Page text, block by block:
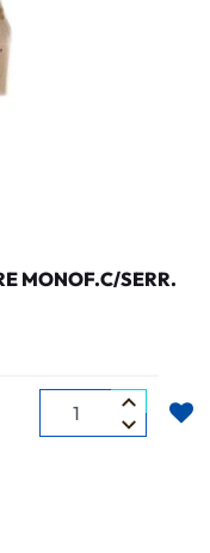
MONOF.C/SERR.